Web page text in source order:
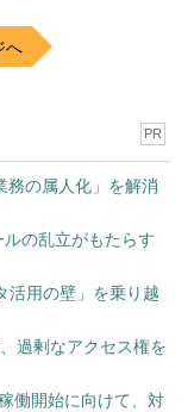
へ
PR
務の属人化」を解消
の乱立がもたらす
活用の壁」を乗り越
過剰なアクセス権を
働開始に向けて、対